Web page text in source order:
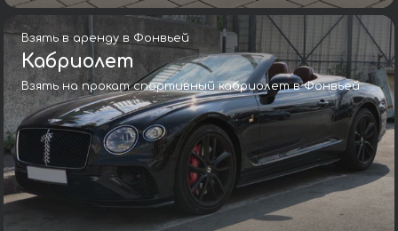
Взять в аренду в Фонвьей
Кабриолет
Взять на прокат спортивный кабриолет в Фонвьей